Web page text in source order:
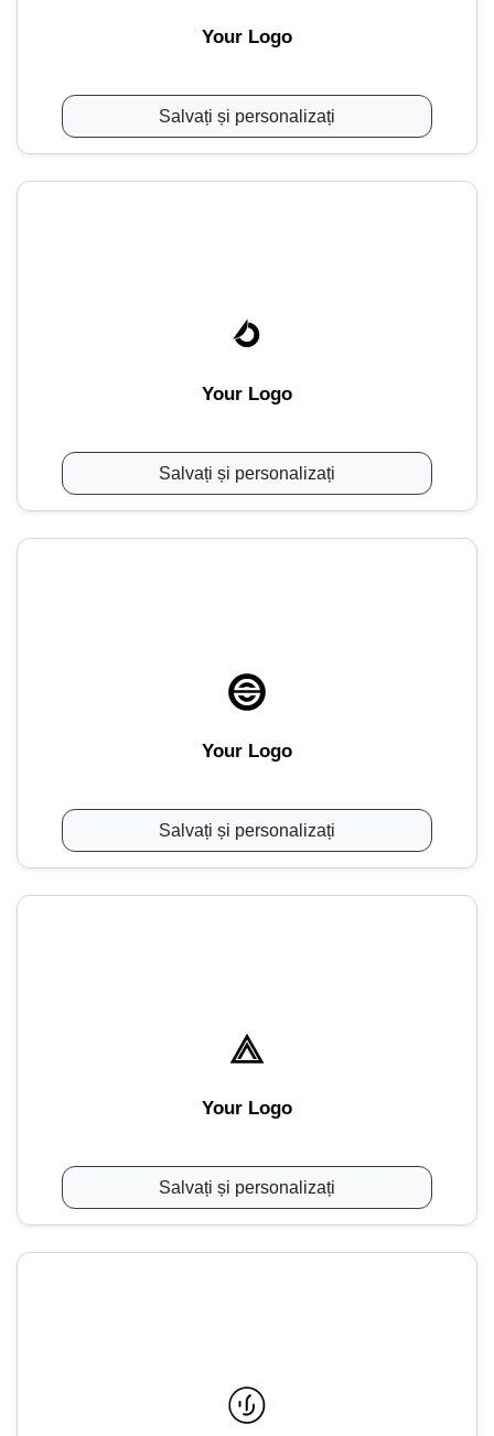
Your Logo
Salvați și personalizați
Your Logo
Salvați și personalizați
Your Logo
Salvați și personalizați
Your Logo
Salvați și personalizați